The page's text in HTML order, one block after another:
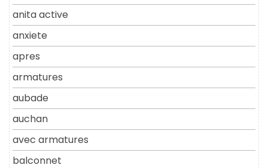
anita active
anxiete
apres
armatures
aubade
auchan
avec armatures
balconnet